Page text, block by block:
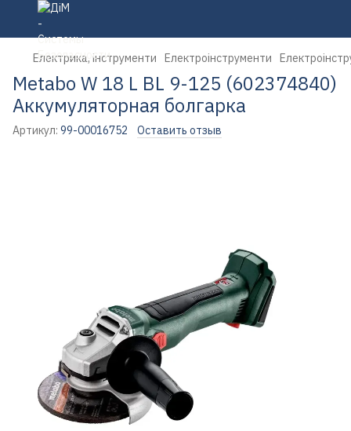
Електрика, інструменти Електроінструменти
Metabo W 18 L BL 9-125 (602374840)
Аккумуляторная болгарка
Артикул: 99-00016752 Оставить отзыв